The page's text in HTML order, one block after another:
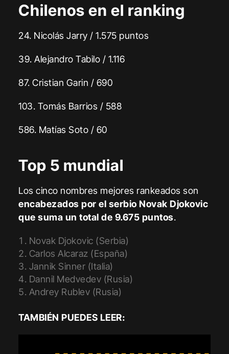
Chilenos en el ranking
24. Nicolás Jarry / 1.575 puntos
39. Alejandro Tabilo / 1.116
87. Cristian Garin / 690
103. Tomás Barrios / 588
586. Matías Soto / 60
Top 5 mundial
Los cinco nombres mejores rankeados son
encabezados por el serbio Novak Djokovic
que suma un total de 9.675 puntos.
Novak Djokovic (Serbia)
Carlos Alcaraz (España)
Jannik Sinner (Italia)
Dannil Medvedev (Rusia)
Andrey Rublev (Rusia)
TAMBIÉN PUEDES LEER: